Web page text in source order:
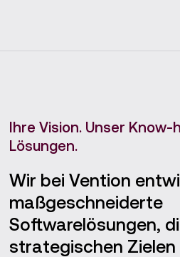
Ihre Vision. Unser Know-
Lösungen.
Wir bei Vention
maßgeschneiderte
Softwarelösungen,
strategischen